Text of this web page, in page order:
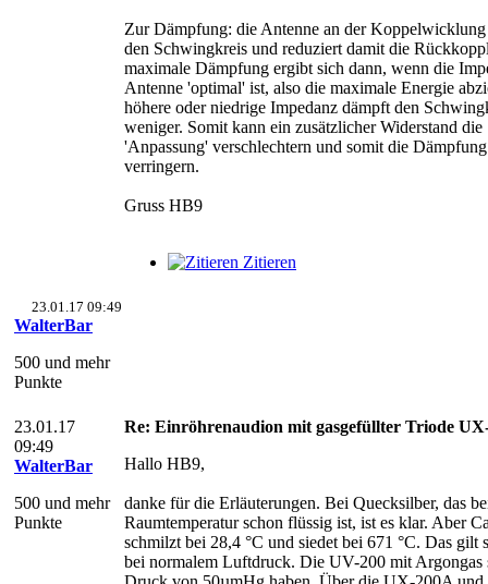
Zur Dämpfung: die Antenne an der
den Schwingkreis und reduziert damit die
maximale Dämpfung ergibt sich dann, wenn die
Antenne 'optimal' ist, also die maximale Energie
höhere oder niedrige Impedanz dämpft den
weniger. Somit kann ein zusätzlicher Widerstand die
'Anpassung' verschlechtern und somit die Dämpfung
verringern.
Gruss HB9
Zitieren
23.01.17 09:49
WalterBar
500 und mehr
Punkte
23.01.17
09:49
WalterBar
500 und mehr
Punkte
Re: Einröhrenaudion mit gasgefüllter Triode
Hallo HB9,
danke für die Erläuterungen. Bei Quecksilber, das
Raumtemperatur schon flüssig ist, ist es klar. Aber
schmilzt bei 28,4 °C und siedet bei 671 °C. Das gilt
bei normalem Luftdruck. Die UV-200 mit Argongas